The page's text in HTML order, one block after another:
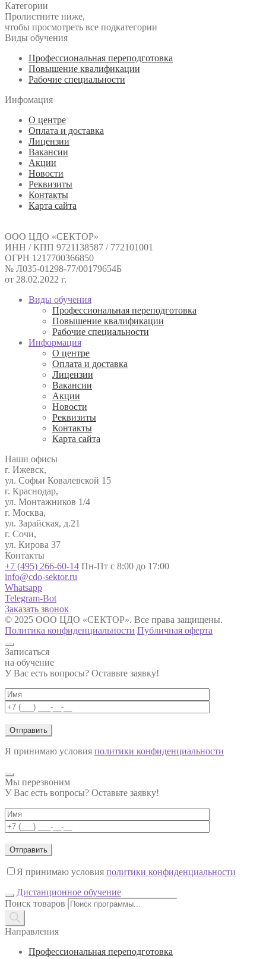
Категории
Пролистните ниже,
чтобы просмотреть все подкатегории
Виды обучения
Профессиональная переподготовка
Повышение квалификации
Рабочие специальности
Инфомация
О центре
Оплата и доставка
Лицензии
Вакансии
Акции
Новости
Реквизиты
Контакты
Карта сайта
ООО ЦДО «СЕКТОР»
ИНН / КПП 9721138587 / 772101001
ОГРН 1217700366850
№ Л035-01298-77/00179654Б
от 28.02.2022 г.
Виды обучения
Профессиональная переподготовка
Повышение квалификации
Рабочие специальности
Информация
О центре
Оплата и доставка
Лицензии
Вакансии
Акции
Новости
Реквизиты
Контакты
Карта сайта
Наши офисы
г. Ижевск,
ул. Софьи Ковалевской 15
г. Краснодар,
ул. Монтажников 1/4
г. Москва,
ул. Зарайская, д.21
г. Сочи,
ул. Кирова 37
Контакты
+7 (495) 266-60-14 Пн-Пт с 8:00 до 17:00
info@cdo-sektor.ru
Whatsapp
Telegram-Bot
Заказать звонок
© 2025 ООО ЦДО «СЕКТОР». Все права защищены.
Политика конфиденциальности Публичная оферта
Записаться
на обучение
У Вас есть вопросы? Оставьте заявку!
Я принимаю условия политики конфиденциальности
Мы перезвоним
У Вас есть вопросы? Оставьте заявку!
Я принимаю условия политики конфиденциальности
Дистанционное обучение
Поиск товаров
Направления
Профессиональная переподготовка